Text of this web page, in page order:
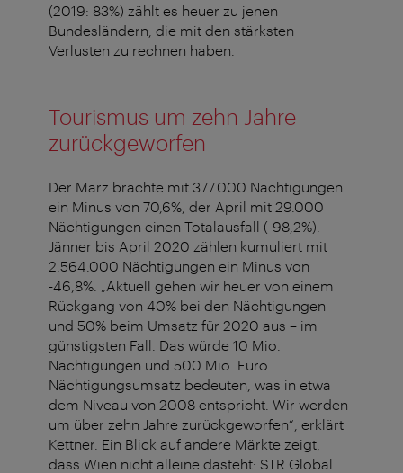
(2019: 83%) zählt es heuer zu jenen
Bundesländern, die mit den stärksten
Verlusten zu rechnen haben.
Tourismus um zehn Jahre
zurückgeworfen
Der März brachte mit 377.000 Nächtigungen
ein Minus von 70,6%, der April mit 29.000
Nächtigungen einen Totalausfall (-98,2%).
Jänner bis April 2020 zählen kumuliert mit
2.564.000 Nächtigungen ein Minus von
-46,8%. „Aktuell gehen wir heuer von einem
Rückgang von 40% bei den Nächtigungen
und 50% beim Umsatz für 2020 aus – im
günstigsten Fall. Das würde 10 Mio.
Nächtigungen und 500 Mio. Euro
Nächtigungsumsatz bedeuten, was in etwa
dem Niveau von 2008 entspricht. Wir werden
um über zehn Jahre zurückgeworfen“, erklärt
Kettner. Ein Blick auf andere Märkte zeigt,
dass Wien nicht alleine dasteht: STR Global